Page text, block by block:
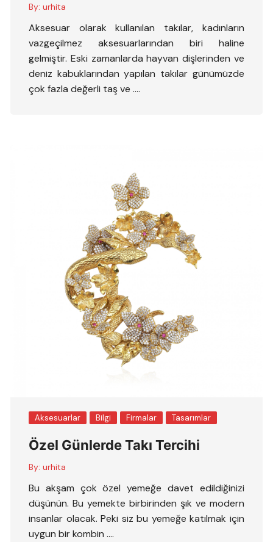
By: urhita
Aksesuar olarak kullanılan takılar, kadınların
vazgeçilmez aksesuarlarından biri haline
gelmiştir. Eski zamanlarda hayvan dişlerinden ve
deniz kabuklarından yapılan takılar günümüzde
çok fazla değerli taş ve ….
Aksesuarlar Bilgi Firmalar Tasarımlar
Özel Günlerde Takı Tercihi
By: urhita
Bu akşam çok özel yemeğe davet edildiğinizi
düşünün. Bu yemekte birbirinden şık ve modern
insanlar olacak. Peki siz bu yemeğe katılmak için
uygun bir kombin ….